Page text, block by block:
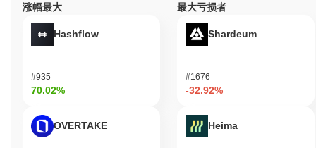
Affyn是如何保障安全的？
Affyn采用权益证明（PoS）共识机制，验证者负责确认交易并维护
络，还激励他们诚实行事。该协议采用先进的加密技术，如椭圆曲
线数字签名算法（ECDSA），以确保安全的身份验证和数据完整
此外，系统还引入了削减机制，以惩罚恶意行为或未能履行职责的
验证者，从而抑制不诚实行为。 Affyn还通过定期审计和治理流程
涨幅最大
Hashflow
#935
70.02%
OVERTAKE
最大亏损者
Shardeum
#1676
-32.92%
Heima